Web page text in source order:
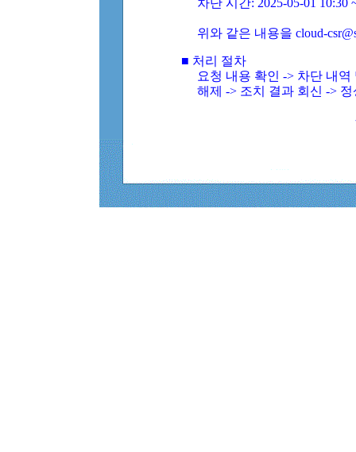
차단 시간: 2025-05-01 10:30
위와 같은 내용을 cloud-
■ 처리 절차
요청 내용 확인 -> 차단 내
해제 -> 조치 결과 회신 ->